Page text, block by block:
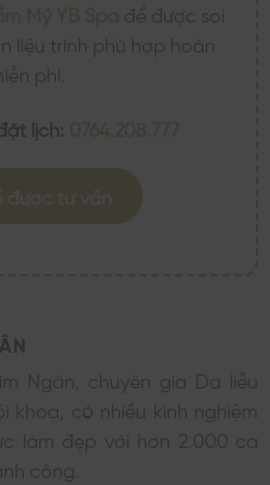
để được soi
liệu trình phù hợp hoàn
phí.
lịch:
Ngân, chuyên gia Da liễu
khoa, có nhiều kinh nghiệm
làm đẹp với hơn 2.000 ca
công.